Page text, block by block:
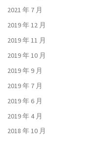
2021 年 7 月
2019 年 12 月
2019 年 11 月
2019 年 10 月
2019 年 9 月
2019 年 7 月
2019 年 6 月
2019 年 4 月
2018 年 10 月